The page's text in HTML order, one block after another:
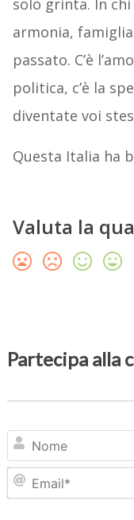
solo grinta. In chi
armonia,
passato. C’è
politica, c’è la
diventate voi
Questa Italia ha
Valuta la
Partecipa alla